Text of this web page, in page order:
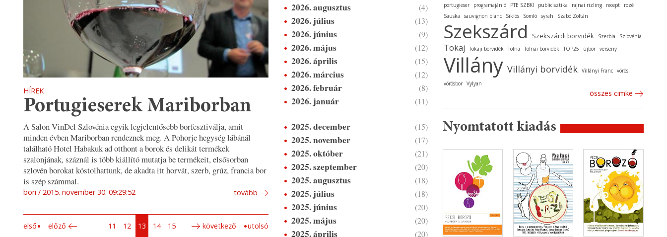
HÍREK
Portugieserek Mariborban
A Salon VinDel Szlovénia egyik legjelentősebb borfesztiválja, amit
minden évben Mariborban rendeznek meg. A Pohorje hegység lábánál
található Hotel Habakuk ad otthont a borok és delikát termékek
szalonjának, száznál is több kiállító mutatja be termékeit, elsősorban
szlovén borokat kóstolhattunk, de akadta itt horvát, szerb, grúz, francia bor
is szép számmal.
bori 2015. november 30. 09:29:52 tovább
első előző 11 12 13 14 15 következő utolsó
2026. augusztus (4)
2026. július (13)
2026. június (9)
2026. május (12)
2026. április (15)
2026. március (12)
2026. február (8)
2026. január (11)
2025. december (15)
2025. november (17)
2025. október (21)
2025. szeptember (20)
2025. augusztus (18)
2025. július (18)
2025. június (20)
2025. május (20)
2025. április (20)
portugieser
programajánló PTE SZBKI publicisztika rajnai rizling recept
rozé
Sauska
sauvignon blanc Siklós Somló syrah Szabó Zoltán
Szekszárd Szekszárdi borvidék Szerbia Szlovénia
Tokaj Tokaji borvidék Tolna Tolnai borvidék TOP25 újbor verseny
Villány Villányi borvidék Villányi Franc vörös
vörösbor Vylyan
összes cimke
Nyomtatott kiadás